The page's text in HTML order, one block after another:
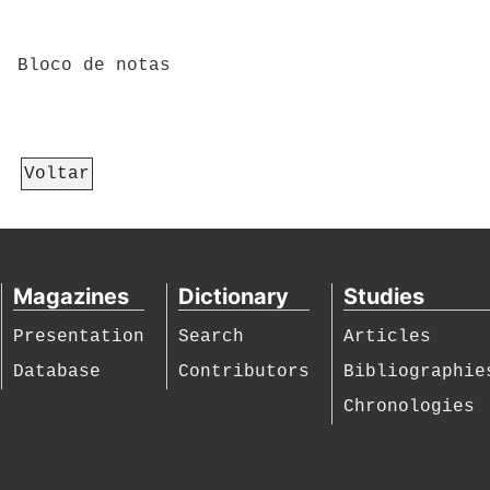
Bloco de notas
Voltar
Magazines
Presentation
Database
Dictionary
Search
Contributors
Studies
Articles
Chronologies